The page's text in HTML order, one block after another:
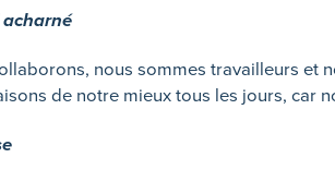
nous sommes travailleurs et
de notre mieux tous les jours, car